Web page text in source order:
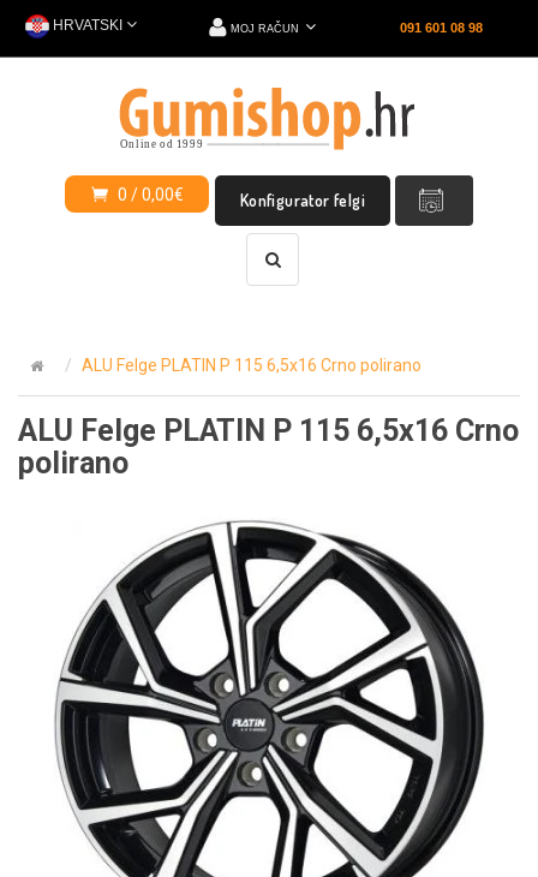
HRVATSKI 091 601 08 98
MOJ RAČUN
0 / 0,00€ Konfigurator felgi
ALU Felge PLATIN P 115 6,5x16 Crno polirano
ALU Felge PLATIN P 115 6,5x16 Crno
polirano